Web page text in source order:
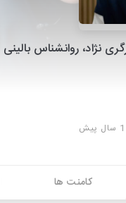
نژاد، روانشناس بالینی
1 سال پیش
کامنت ها